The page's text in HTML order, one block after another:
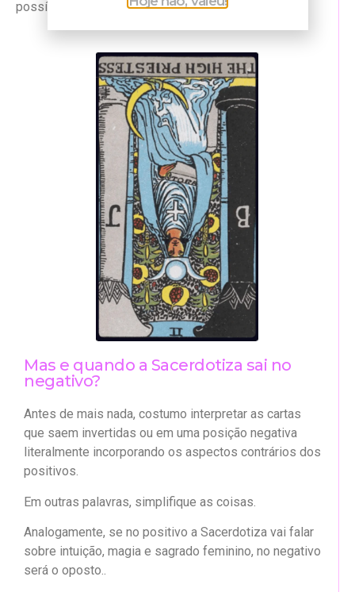
possível.
Mas e quando a Sacerdotiza sai no
negativo?
Antes de mais nada, costumo interpretar as cartas
que saem invertidas ou em uma posição negativa
literalmente incorporando os aspectos contrários dos
positivos.
Em outras palavras, simplifique as coisas.
Analogamente, se no positivo a Sacerdotiza vai falar
sobre intuição, magia e sagrado feminino, no negativo
será o oposto..